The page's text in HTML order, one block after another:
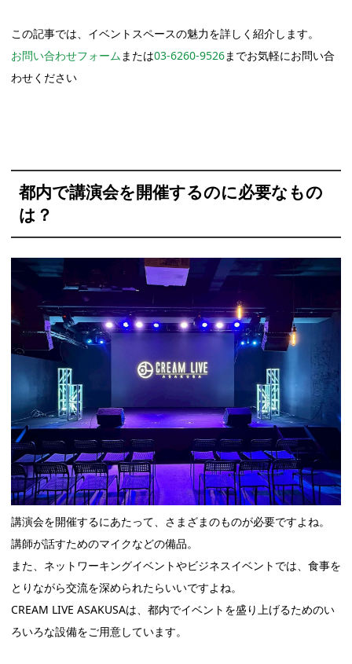
この記事では、イベントスペースの魅力を詳しく紹介します。
お問い合わせフォーム または03-6260-9526までお気軽にお問い合
わせください
都内で講演会を開催するのに必要なもの
は？
講演会を開催するにあたって、さまざまのものが必要ですよね。
講師が話すためのマイクなどの備品。
また、ネットワーキングイベントやビジネスイベントでは、食事を
とりながら交流を深められたらいいですよね。
CREAM LIVE ASAKUSAは、都内でイベントを盛り上げるためのい
ろいろな設備をご用意しています。